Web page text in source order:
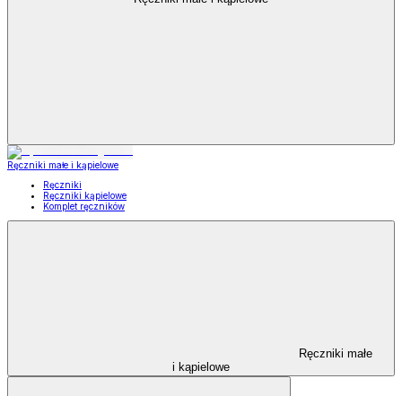
Ręczniki małe i kąpielowe
Ręczniki
Ręczniki kąpielowe
Komplet ręczników
Ręczniki małe
i kąpielowe